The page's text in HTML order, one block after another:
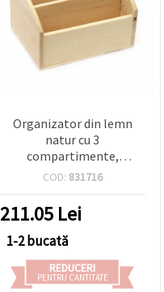
Organizator din lemn
natur cu 3
compartimente,
165x125x105 mm
COD: 831716
211.05 Lei
1-2 bucată
REDUCERI
PENTRU CANTITATE